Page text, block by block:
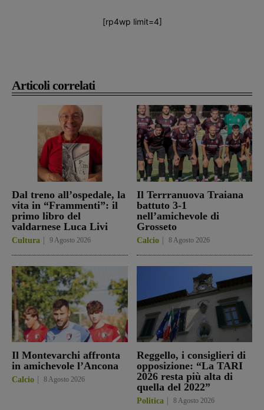
Articoli correlati
Dal treno all’ospedale, la
vita in “Frammenti”: il
primo libro del
valdarnese Luca Livi
Cultura 9 Agosto 2026
Il Terrranuova Traiana
battuto 3-1
nell’amichevole di
Grosseto
Calcio 8 Agosto 2026
Il Montevarchi affronta
in amichevole l’Ancona
Calcio 8 Agosto 2026
Reggello, i consiglieri di
opposizione: “La TARI
2026 resta più alta di
quella del 2022”
Politica 8 Agosto 2026
[rp4wp limit=4]